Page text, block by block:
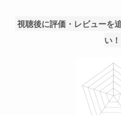
視聴後に評価・レビューを
い！